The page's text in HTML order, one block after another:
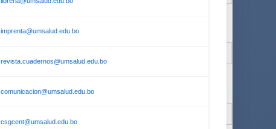
imprenta@umsalud.edu.bo
revista.cuadernos@umsalud.edu.bo
comunicacion@umsalud.edu.bo
csgcent@umsalud.edu.bo